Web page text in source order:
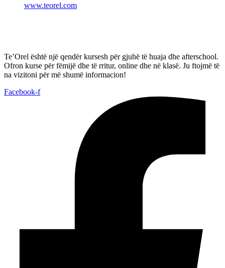
www.teorel.com
Te’Orel është një qendër kursesh për gjuhë të huaja dhe afterschool.
Ofron kurse për fëmijë dhe të rritur, online dhe në klasë. Ju ftojmë të
na vizitoni për më shumë informacion!
Facebook-f